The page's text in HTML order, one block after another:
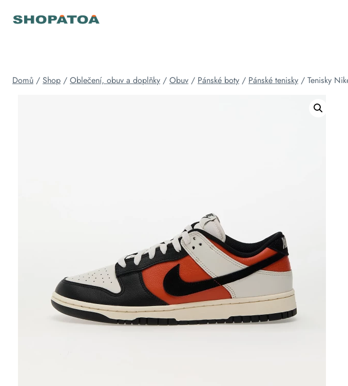
Domů / Shop / Oblečení, obuv a doplňky / Obuv / Pánské boty / Pánské tenisky / Tenisky